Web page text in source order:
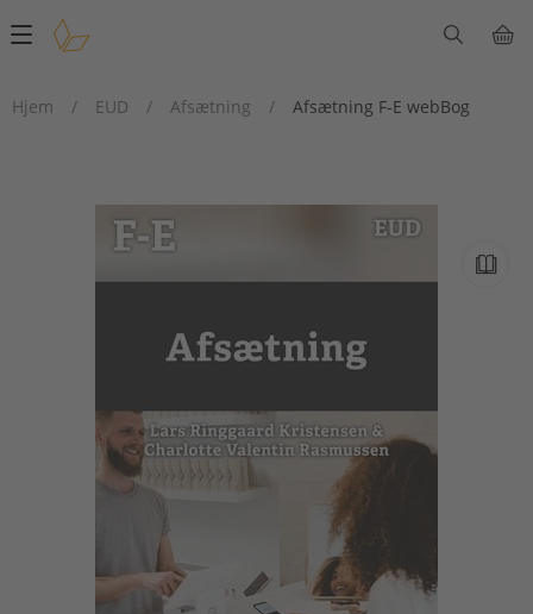
Main
Hjem
/ EUD / Afsætning / Afsætning F-E webBog